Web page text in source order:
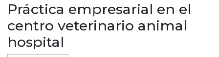
Statistics
Práctica empresarial en el
centro veterinario animal
hospital